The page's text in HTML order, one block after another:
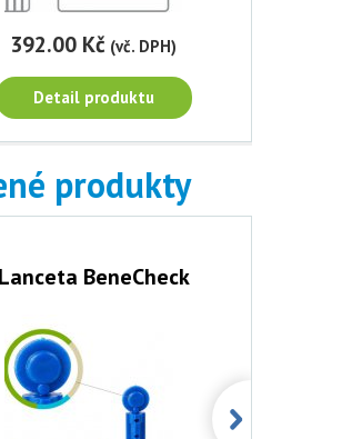
392.00 Kč (vč. DPH)
Detail produktu
produkty
Lanceta BeneCheck